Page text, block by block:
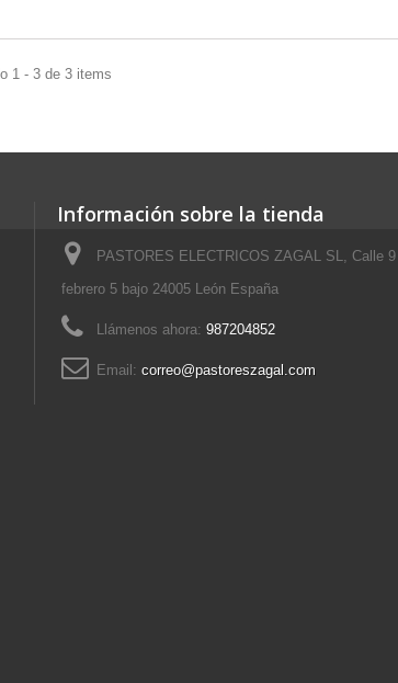
1 - 3 de 3 items
Información sobre la tienda
PASTORES ELECTRICOS ZAGAL SL, Calle
febrero 5 bajo 24005 León España
Llámenos ahora: 987204852
Email: correo@pastoreszagal.com